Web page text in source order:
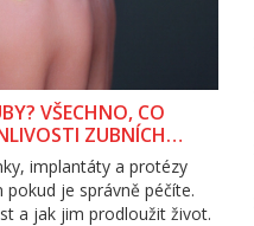
VŠECHNO, CO
ZUBNÍCH
implantáty a protézy
je správně péčíte.
a jak jim prodloužit život.